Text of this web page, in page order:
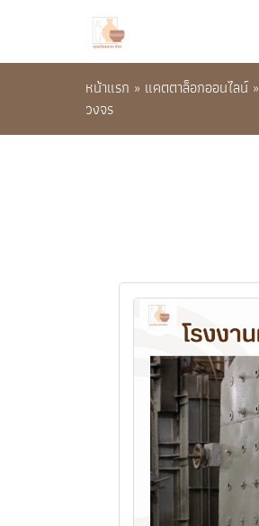
หน้าแรก » แคตตาล็อกออนไลน์»
วงจร